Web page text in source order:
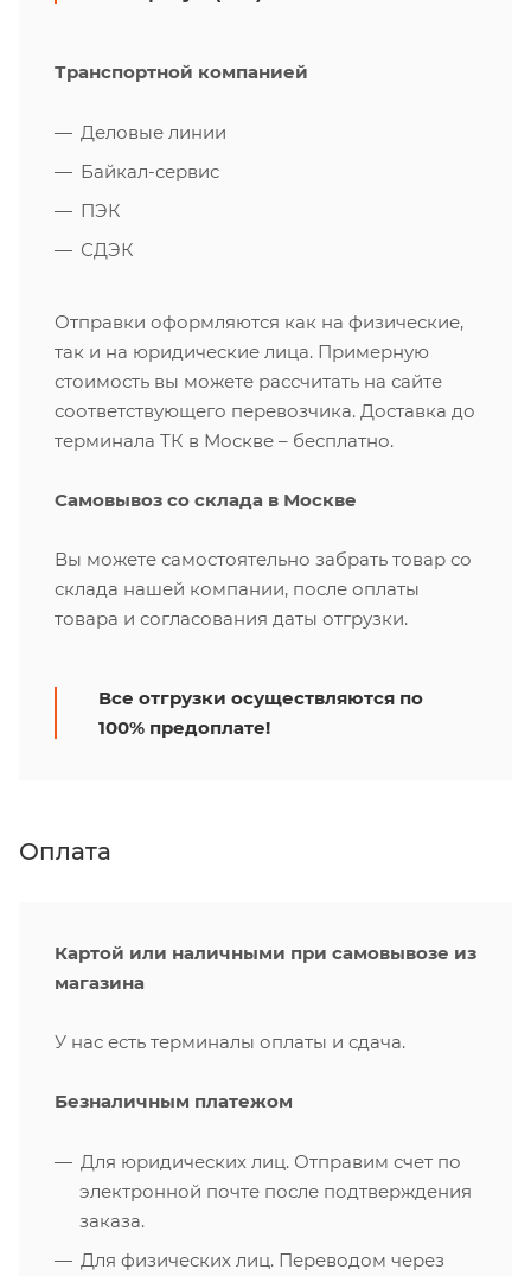
Транспортной компанией
Деловые линии
Байкал-сервис
ПЭК
СДЭК
Отправки оформляются как на физические,
так и на юридические лица. Примерную
стоимость вы можете рассчитать на сайте
соответствующего перевозчика. Доставка до
терминала ТК в Москве – бесплатно.
Самовывоз со склада в Москве
Вы можете самостоятельно забрать товар со
склада нашей компании, после оплаты
товара и согласования даты отгрузки.
Все отгрузки осуществляются по
100% предоплате!
Оплата
Картой или наличными при самовывозе из
магазина
У нас есть терминалы оплаты и сдача.
Безналичным платежом
Для юридических лиц. Отправим счет по
электронной почте после подтверждения
заказа.
Для физических лиц. Переводом через